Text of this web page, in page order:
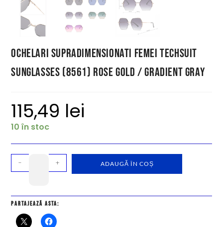
Ochelari Supradimensionati Femei Techsuit
Sunglasses (8561) Rose Gold / Gradient Gray
115,49 lei
10 în stoc
- + ADAUGĂ ÎN COȘ
Partajează asta: